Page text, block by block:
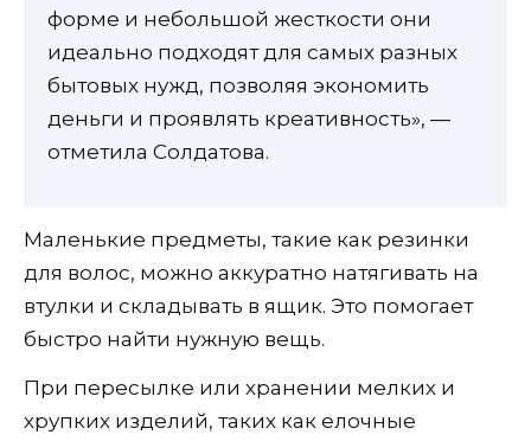
форме и небольшой жесткости они
идеально подходят для самых разных
бытовых нужд, позволяя экономить
деньги и проявлять креативность», —
отметила Солдатова.
Маленькие предметы, такие как резинки
для волос, можно аккуратно натягивать на
втулки и складывать в ящик. Это помогает
быстро найти нужную вещь.
При пересылке или хранении мелких и
хрупких изделий, таких как елочные